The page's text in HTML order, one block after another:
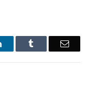
LinkedIn Email